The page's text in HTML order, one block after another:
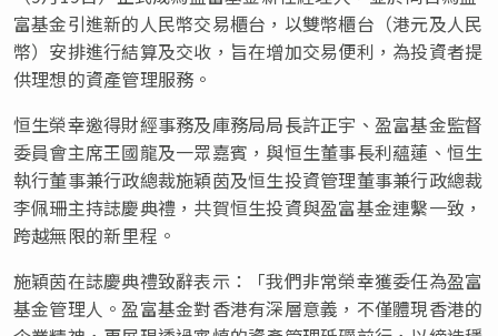
富基金引進新的人民幣交易櫃台，以雙幣櫃台（港元及人民
幣）安排進行結算及交收，旨在增加交易便利，為投資者提
供理想的資產管理服務。
恒生榮幸邀得財經事務及庫務局局長許正宇、盈富基金監督
委員會主席王國龍及一眾嘉賓，與恒生董事長利蘊蓮、恒生
執行董事兼行政總裁施穎茵及恒生投資管理董事兼行政總裁
李佩珊主持誌慶典禮，共賀恒生投資與盈富基金連繫一致，
跨越無限的新里程。
施穎茵在誌慶典禮致辭表示：「我們非常榮幸獲委任為盈富
基金管理人。盈富基金對香港有深層意義，不僅體現香港的